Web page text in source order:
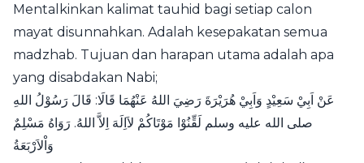
Mentalkinkan kalimat tauhid bagi setiap calon
mayat disunnahkan. Adalah kesepakatan semua
madzhab. Tujuan dan harapan utama adalah apa
yang disabdakan Nabi;
عَنْ اَبِيْ سَعِيْدٍ وَاَبِيْ هُرَيْرَةَ رَضِيَ اللهُ عَنْهُمَا قَالَا: قَالَ رَسُوْلُ اللهِ
صلى الله عليه وسلم لَقِّنُوْا مَوْتَاكُمْ لاَاِلَهَ اِلاَّ اللهُ. رَوَاهُ مَسْلِمٌ
وَاْلاَرْبَعَةُ